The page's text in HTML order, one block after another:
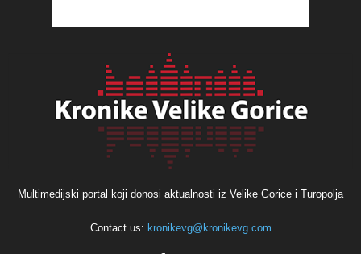
Multimedijski portal koji donosi aktualnosti iz Velike Gorice i Turopolja
Contact us: kronikevg@kronikevg.com